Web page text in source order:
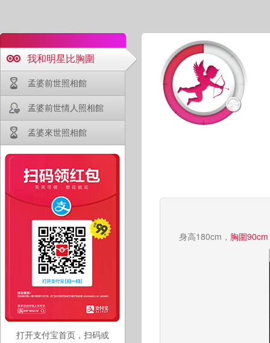
我和明星比胸圍
孟婆前世照相館
孟婆前世情人照相館
孟婆來世照相館
打开支付宝首页，扫码或
身高180cm， 胸圍90cm